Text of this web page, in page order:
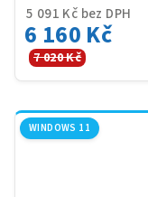
5 091 Kč bez DPH
6 160 Kč
7 020 Kč
WINDOWS 11